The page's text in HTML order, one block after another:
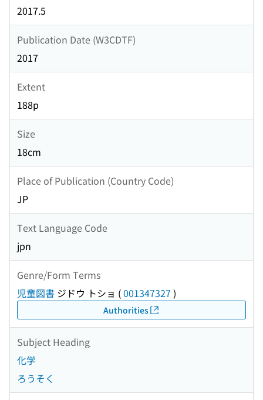
2017.5
Publication Date (W3CDTF)
2017
Extent
188p
Size
18cm
Place of Publication (Country Code)
JP
Text Language Code
jpn
Genre/Form Terms
児童図書 ジドウ トショ (001347327 )
Authorities
Subject Heading
化学
ろうそく